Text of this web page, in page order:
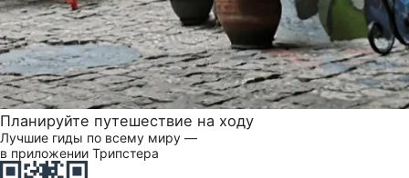
Планируйте путешествие на ходу
Лучшие гиды по всему миру —
в приложении Трипстера